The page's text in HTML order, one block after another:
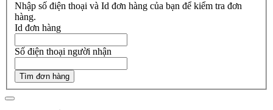
Nhập số điện thoại và Id đơn hàng của bạn để kiểm tra đơn
hàng.
Id đơn hàng
Số điện thoại người nhận
Tìm đơn hàng